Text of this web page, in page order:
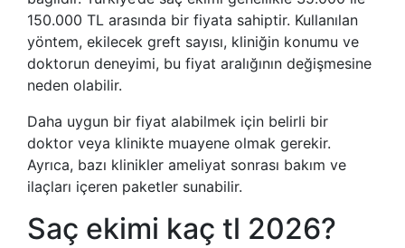
150.000 TL arasında bir fiyata sahiptir. Kullanılan
yöntem, ekilecek greft sayısı, kliniğin konumu ve
doktorun deneyimi, bu fiyat aralığının değişmesine
neden olabilir.
Daha uygun bir fiyat alabilmek için belirli bir
doktor veya klinikte muayene olmak gerekir.
Ayrıca, bazı klinikler ameliyat sonrası bakım ve
ilaçları içeren paketler sunabilir.
Saç ekimi kaç tl 2026?